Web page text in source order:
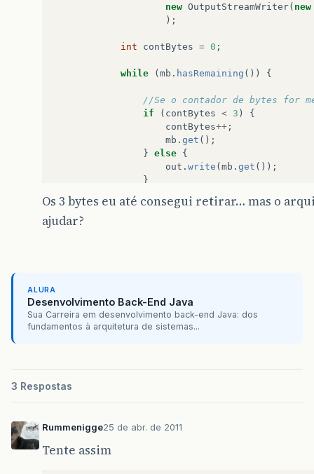
new OutputStreamWriter( new
);
int contBytes = 0 ;
while ( mb . hasRemaining ()) {
//Se o contador de bytes for
if
( contBytes < 3 )
{
contBytes++ ;
mb . get ();
} else {
out . write ( mb . get ());
}
}
}
if (ch != null
}
}
Os 3 bytes eu até consegui retirar… mas o
ajudar?
ALURA
Desenvolvimento Back-End Java
Sua Carreira em desenvolvimento back-end Java: dos
fundamentos à arquitetura de sistemas...
3 Respostas
Rummenigge25 de abr. de 2011
Tente assim